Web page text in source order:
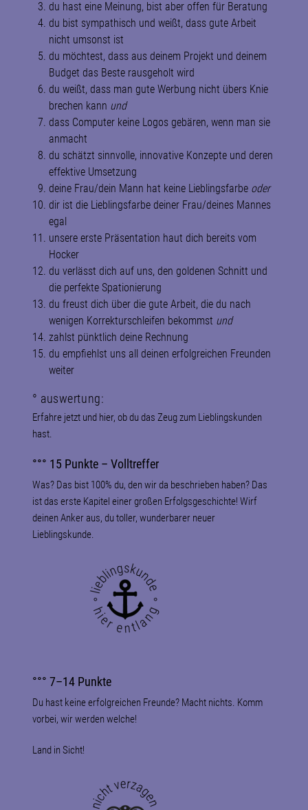
du hast eine Meinung, bist aber offen für Beratung
du bist sympathisch und weißt, dass gute Arbeit
nicht umsonst ist
du möchtest, dass aus deinem Projekt und deinem
Budget das Beste rausgeholt wird
du weißt, dass man gute Werbung nicht übers Knie
brechen kann und
dass Computer keine Logos gebären, wenn man sie
anmacht
du schätzt sinnvolle, innovative Konzepte und deren
effektive Umsetzung
deine Frau/dein Mann hat keine Lieblingsfarbe oder
dir ist die Lieblingsfarbe deiner Frau/deines Mannes
egal
unsere erste Präsentation haut dich bereits vom
Hocker
du verlässt dich auf uns, den goldenen Schnitt und
die perfekte Spationierung
du freust dich über die gute Arbeit, die du nach
wenigen Korrekturschleifen bekommst und
zahlst pünktlich deine Rechnung
du empfiehlst uns all deinen erfolgreichen Freunden
weiter
° auswertung:
Erfahre jetzt und hier, ob du das Zeug zum Lieblingskunden
hast.
°°° 15 Punkte – Volltreffer
Was? Das bist 100% du, den wir da beschrieben haben? Das
ist das erste Kapitel einer großen Erfolgsgeschichte! Wirf
deinen Anker aus, du toller, wunderbarer neuer
Lieblingskunde.
°°° 7–14 Punkte
Du hast keine erfolgreichen Freunde? Macht nichts. Komm
vorbei, wir werden welche!
Land in Sicht!